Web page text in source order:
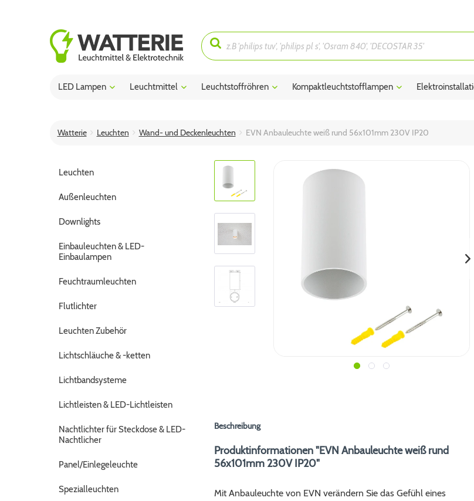
LED Lampen Leuchtmittel Leuchtstoffröhren Kompaktleuchtstofflampen
Watterie Leuchten Wand- und Deckenleuchten EVN Anbauleuchte weiß rund 56x101mm 230V IP20
Leuchten
Außenleuchten
Downlights
Einbauleuchten & LED-
Einbaulampen
Feuchtraumleuchten
Flutlichter
Leuchten Zubehör
Lichtschläuche & -ketten
Lichtbandsysteme
Lichtleisten & LED-Lichtleisten
Nachtlichter für Steckdose & LED-
Nachtlicher
Panel/Einlegeleuchte
Spezialleuchten
Beschreibung
Produktinformationen "EVN Anbauleuchte weiß rund
56x101mm 230V IP20"
Mit Anbauleuchte von EVN verändern Sie das Gefühl eines